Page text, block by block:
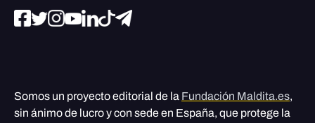
Somos un proyecto editorial de la Fundación Maldita.es,
sin ánimo de lucro y con sede en España, que protege la